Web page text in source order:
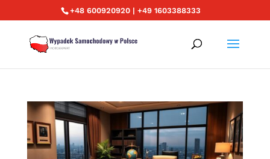
+48 600920920 | +49 1603388333